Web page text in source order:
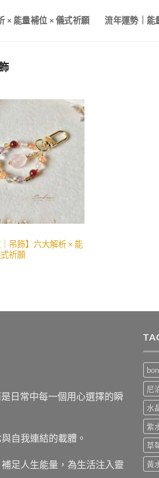
× 能量補位 × 儀式祈願 流年運勢｜能
｜吊飾】六大解析 × 能
祈願
日常中每一個用心選擇的瞬
自我連結的載體。
足人生能量，為生活注入靈
尼
水
紫
草
黃